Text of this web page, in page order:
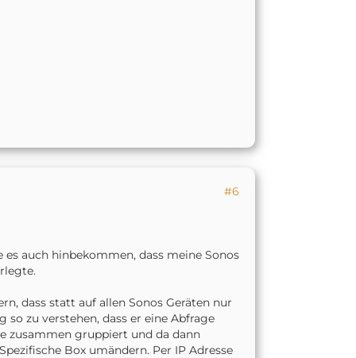
#6
auch hinbekommen, dass meine Sonos
dass statt auf allen Sonos Geräten nur
zu verstehen, dass er eine Abfrage
zusammen gruppiert und da dann
Box umändern. Per IP Adresse